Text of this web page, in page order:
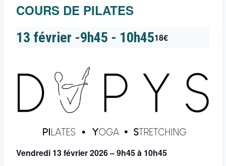
COURS DE PILATES
13 février -9h45 - 10h4518€
Vendredi 13 février 2026 – 9h45 à 10h45